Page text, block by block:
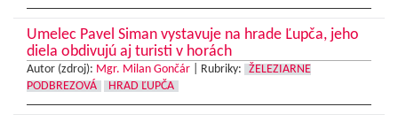
Umelec Pavel Siman vystavuje na hrade Ľupča, jeho
diela obdivujú aj turisti v horách
Autor (zdroj): Mgr. Milan Gončár Rubriky:
ŽELEZIARNE
PODBREZOVÁ
HRAD ĽUPČA